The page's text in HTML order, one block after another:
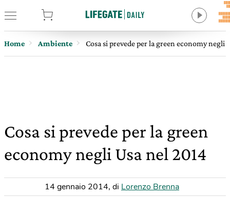
Home Ambiente Cosa si prevede per la green economy negli
Cosa si prevede per la green
economy negli Usa nel 2014
14 gennaio 2014, di Lorenzo Brenna